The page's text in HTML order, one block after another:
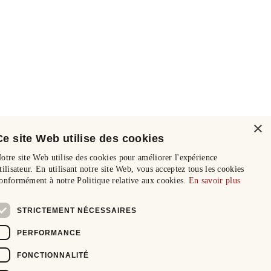
×
site Web utilise des cookies
site Web utilise des cookies pour améliorer l'expérience
En utilisant notre site Web, vous acceptez tous les cookies
à notre Politique relative aux cookies. En savoir plus
STRICTEMENT NÉCESSAIRES
PERFORMANCE
FONCTIONNALITÉ